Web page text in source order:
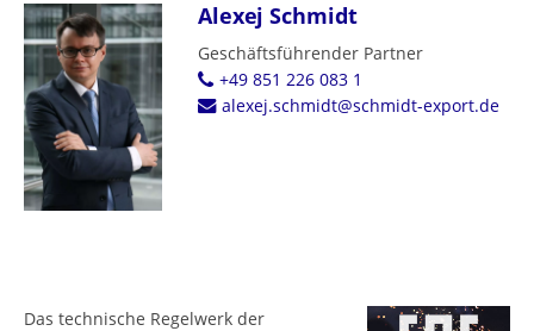
Alexej Schmidt
Geschäftsführender Partner
+49 851 226 083 1
alexej.schmidt@schmidt-export.de
Das technische Regelwerk der